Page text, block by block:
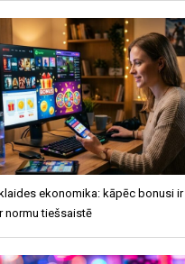
ekonomika: kāpēc bonusi ir
normu tiešsaistē